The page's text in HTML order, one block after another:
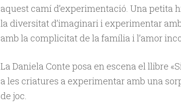
aquest camí d’experimentació. Una petita
la diversitat d’imaginari i experimentar
amb la complicitat de la família i l’amor
La Daniela Conte posa en escena el llibre
a les criatures a experimentar amb una
de joc.